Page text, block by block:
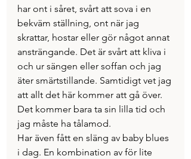
har ont i såret, svårt att sova i en
bekväm ställning, ont när jag
skrattar, hostar eller gör något annat
ansträngande. Det är svårt att kliva i
och ur sängen eller soffan och jag
äter smärtstillande. Samtidigt vet jag
att allt det här kommer att gå över.
Det kommer bara ta sin lilla tid och
jag måste ha tålamod.
Har även fått en släng av baby blues
i dag. En kombination av för lite